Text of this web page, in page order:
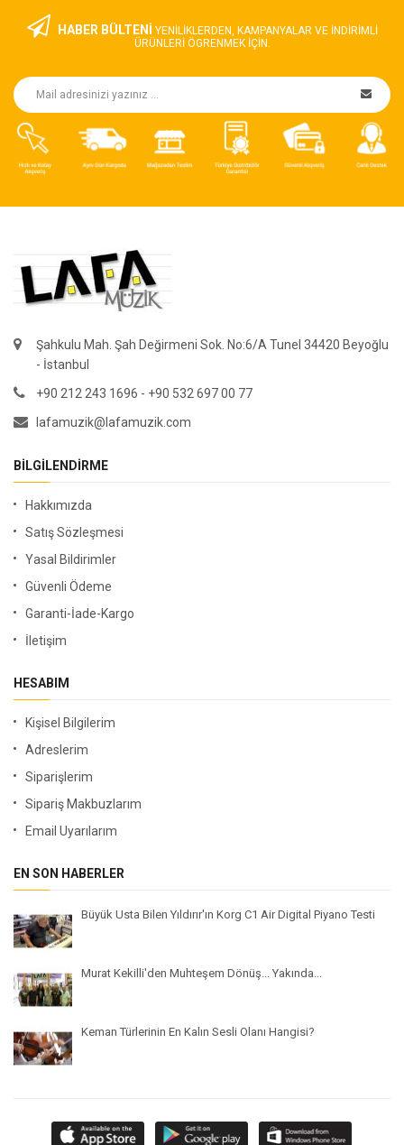
HABER BÜLTENİ YENILIKLERDEN, KAMPANYALAR VE INDIRIMLI
ÜRÜNLERI ÖGRENMEK IÇIN.
Şahkulu Mah. Şah Değirmeni Sok. No:6/A Tunel 34420 Beyoğlu
- İstanbul
+90 212 243 1696 - +90 532 697 00 77
lafamuzik@lafamuzik.com
BILGILENDIRME
Hakkımızda
Satış Sözleşmesi
Yasal Bildirimler
Güvenli Ödeme
Garanti-İade-Kargo
İletişim
HESABIM
Kişisel Bilgilerim
Adreslerim
Siparişlerim
Sipariş Makbuzlarım
Email Uyarılarım
EN SON HABERLER
Büyük Usta Bilen Yıldırır'ın Korg C1 Air Digital Piyano Testi
Murat Kekilli'den Muhteşem Dönüş... Yakında...
Keman Türlerinin En Kalın Sesli Olanı Hangisi?